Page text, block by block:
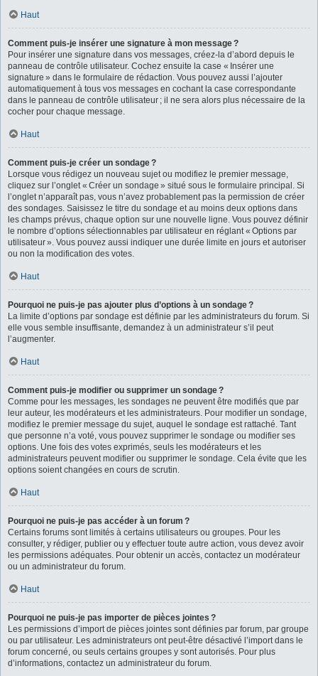
Haut
Comment puis-je insérer une signature à mon message ?
Pour insérer une signature dans vos messages, créez-la d’abord depuis le
panneau de contrôle utilisateur. Cochez ensuite la case « Insérer une
signature » dans le formulaire de rédaction. Vous pouvez aussi l’ajouter
automatiquement à tous vos messages en cochant la case correspondante
dans le panneau de contrôle utilisateur ; il ne sera alors plus nécessaire de la
cocher pour chaque message.
Haut
Comment puis-je créer un sondage ?
Lorsque vous rédigez un nouveau sujet ou modifiez le premier message,
cliquez sur l’onglet « Créer un sondage » situé sous le formulaire principal. Si
l’onglet n’apparaît pas, vous n’avez probablement pas la permission de créer
des sondages. Saisissez le titre du sondage et au moins deux options dans
les champs prévus, chaque option sur une nouvelle ligne. Vous pouvez définir
le nombre d’options sélectionnables par utilisateur en réglant « Options par
utilisateur ». Vous pouvez aussi indiquer une durée limite en jours et autoriser
ou non la modification des votes.
Haut
Pourquoi ne puis-je pas ajouter plus d’options à un sondage ?
La limite d’options par sondage est définie par les administrateurs du forum. Si
elle vous semble insuffisante, demandez à un administrateur s’il peut
l’augmenter.
Haut
Comment puis-je modifier ou supprimer un sondage ?
Comme pour les messages, les sondages ne peuvent être modifiés que par
leur auteur, les modérateurs et les administrateurs. Pour modifier un sondage,
modifiez le premier message du sujet, auquel le sondage est rattaché. Tant
que personne n’a voté, vous pouvez supprimer le sondage ou modifier ses
options. Une fois des votes exprimés, seuls les modérateurs et les
administrateurs peuvent modifier ou supprimer le sondage. Cela évite que les
options soient changées en cours de scrutin.
Haut
Pourquoi ne puis-je pas accéder à un forum ?
Certains forums sont limités à certains utilisateurs ou groupes. Pour les
consulter, y rédiger, publier ou y effectuer toute autre action, vous devez avoir
les permissions adéquates. Pour obtenir un accès, contactez un modérateur
ou un administrateur du forum.
Haut
Pourquoi ne puis-je pas importer de pièces jointes ?
Les permissions d’import de pièces jointes sont définies par forum, par groupe
ou par utilisateur. Les administrateurs ont peut-être désactivé l’import dans le
forum concerné, ou seuls certains groupes y sont autorisés. Pour plus
d’informations, contactez un administrateur du forum.